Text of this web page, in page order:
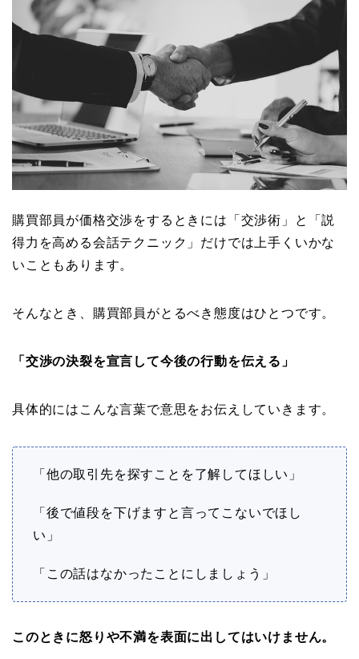
購買部員が価格交渉をするときには「交渉術」と「説
得力を高める会話テクニック」だけでは上手くいかな
いこともあります。
そんなとき、購買部員がとるべき態度はひとつです。
「交渉の決裂を宣言して今後の行動を伝える」
具体的にはこんな言葉で意思をお伝えしていきます。
「他の取引先を探すことを了解してほしい」
「後で値段を下げますと言ってこないでほし
い」
「この話はなかったことにしましょう」
このときに怒りや不満を表面に出してはいけません。